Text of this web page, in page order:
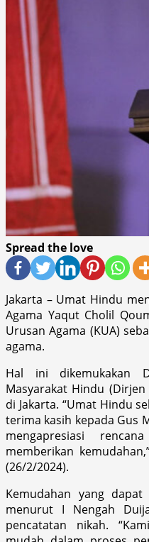
Spread the love
Jakarta – Umat Hindu
Agama Yaqut Cholil
Urusan Agama (KUA)
agama.
Hal ini dikemukakan
Masyarakat Hindu
di Jakarta. “Umat Hindu
terima kasih kepada Gus
mengapresiasi
memberikan
(26/2/2024).
Kemudahan yang
menurut I Nengah
pencatatan nikah.